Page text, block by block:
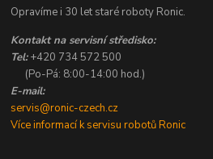
Opravíme i 30 let staré roboty Ronic.
Kontakt na servisní středisko:
Tel:+420 734 572 500
(Po-Pá: 8:00-14:00 hod.)
E-mail:
servis@ronic-czech.cz
Více informací k servisu robotů Ronic